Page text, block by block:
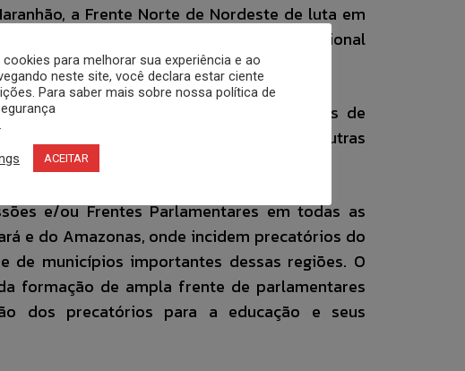
a Frente Norte de Nordeste de luta em
do Fundef para a gestão educacional
já conta com a adesão de sindicatos de
da Ordem dos Advogados do Brasil e outras
e/ou Frentes Parlamentares em todas as
e do Amazonas, onde incidem precatórios do
de municípios importantes dessas regiões. O
formação de ampla frente de parlamentares
dos precatórios para a educação e seus
para melhorar sua experiência e ao
neste site, você declara estar ciente
Para saber mais sobre nossa política de
ACEITAR